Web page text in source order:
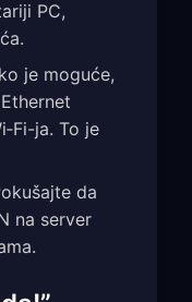
PC,
je moguće,
ja. To je
da
na server